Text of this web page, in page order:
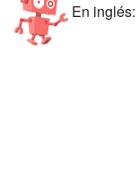
En inglés: